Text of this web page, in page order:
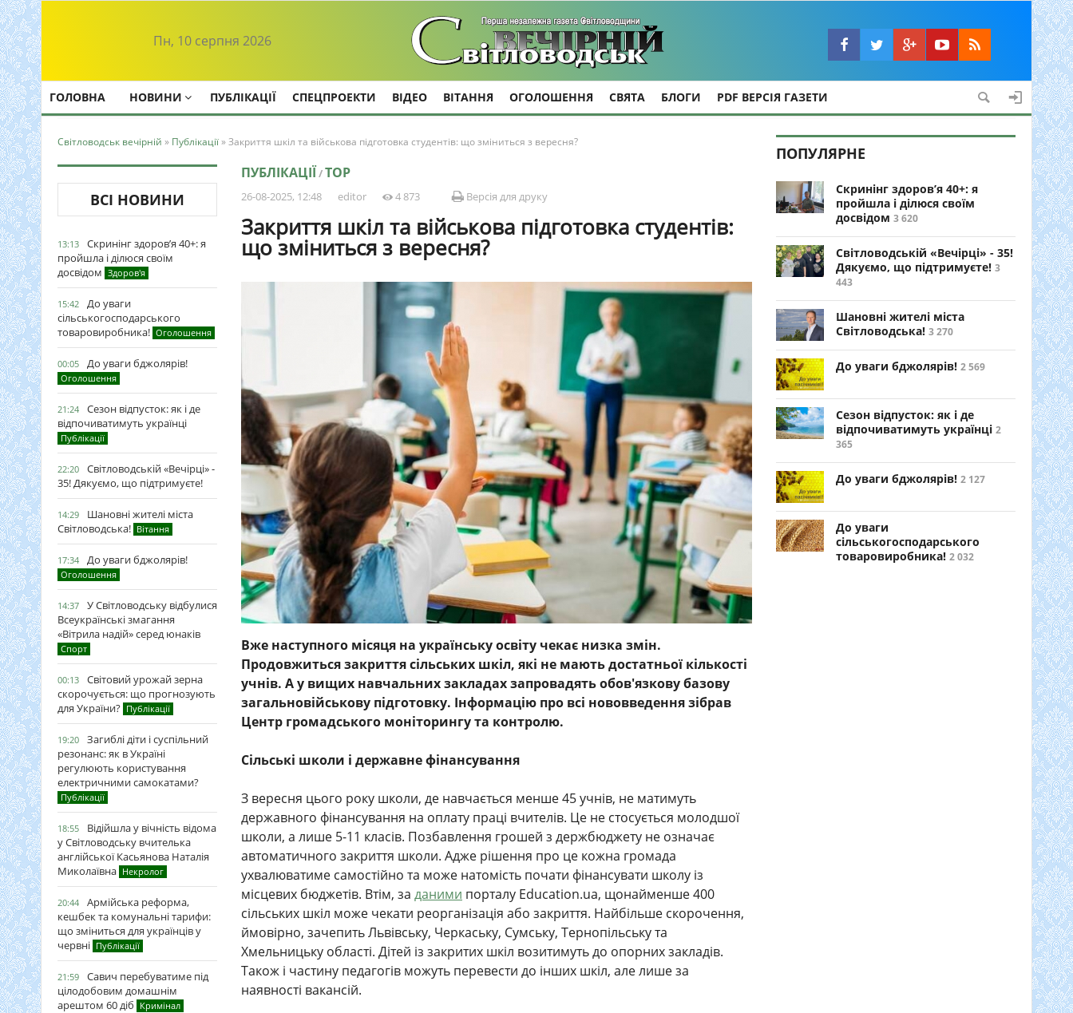
Пн, 10 серпня 2026
ГОЛОВНА НОВИНИ ПУБЛІКАЦІЇ СПЕЦПРОЕКТИ ВІДЕО ВІТАННЯ ОГОЛОШЕННЯ СВЯТА БЛОГИ PDF ВЕРСІЯ ГАЗЕТИ
Світловодськ вечірній » Публікації» Закриття шкіл та військова підготовка студентів: що зміниться з вересня?
ВСІ НОВИНИ
13:13
Скринінг здоров’я 40+: я
пройшла і ділюся своїм
досвідом Здоров'я
15:42
До уваги
сільськогосподарського
товаровиробника! Оголошення
00:05 До уваги бджолярів!
Оголошення
21:24
Сезон відпусток: як і де
відпочиватимуть українці
Публікації
22:20
Світловодській «Вечірці» -
35! Дякуємо, що підтримуєте!
14:29
Шановні жителі міста
Світловодська! Вітання
17:34 До уваги бджолярів!
Оголошення
14:37
У Світловодську відбулися
Всеукраїнські змагання
«Вітрила надій» серед юнаків
Спорт
00:13
Світовий урожай зерна
скорочується: що прогнозують
для України? Публікації
19:20
Загиблі діти і суспільний
резонанс: як в Україні
регулюють користування
електричними самокатами?
Публікації
18:55
Відійшла у вічність відома
у Світловодську вчителька
англійської Касьянова Наталія
Миколаївна Некролог
20:44
Армійська реформа,
кешбек та комунальні тарифи:
що зміниться для українців у
червні Публікації
21:59
Савич перебуватиме під
цілодобовим домашнім
арештом 60 діб Кримінал
ПУБЛІКАЦІЇ/TOP
26-08-2025, 12:48 editor 4 873 Версія для друку
Закриття шкіл та військова підготовка студентів:
що зміниться з вересня?
Вже наступного місяця на українську освіту чекає низка змін.
Продовжиться закриття сільських шкіл, які не мають достатньої кількості
учнів. А у вищих навчальних закладах запровадять обов'язкову базову
загальновійськову підготовку. Інформацію про всі нововведення зібрав
Центр громадського моніторингу та контролю.
Сільські школи і державне фінансування
З вересня цього року школи, де навчається менше 45 учнів, не матимуть
державного фінансування на оплату праці вчителів. Це не стосується молодшої
школи, а лише 5-11 класів. Позбавлення грошей з держбюджету не означає
автоматичного закриття школи. Адже рішення про це кожна громада
ухвалюватиме самостійно та може натомість почати фінансувати школу із
місцевих бюджетів. Втім, за даними порталу Education.ua, щонайменше 400
сільських шкіл може чекати реорганізація або закриття. Найбільше скорочення,
ймовірно, зачепить Львівську, Черкаську, Сумську, Тернопільську та
Хмельницьку області. Дітей із закритих шкіл возитимуть до опорних закладів.
Також і частину педагогів можуть перевести до інших шкіл, але лише за
наявності вакансій.
ПОПУЛЯРНЕ
Скринінг здоров’я 40+: я
пройшла і ділюся своїм
досвідом 3 620
Світловодській «Вечірці» - 35!
Дякуємо, що підтримуєте! 3
443
Шановні жителі міста
Світловодська! 3 270
До уваги бджолярів! 2 569
Сезон відпусток: як і де
відпочиватимуть українці 2
365
До уваги бджолярів! 2 127
До уваги
сільськогосподарського
товаровиробника! 2 032